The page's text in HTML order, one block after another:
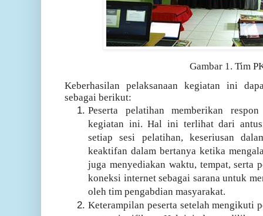
Gambar 1. Tim
Keberhasilan pelaksanaan kegiatan ini
sebagai berikut:
Peserta pelatihan memberikan
kegiatan ini. Hal ini terlihat dari
setiap sesi pelatihan, keseriusan
keaktifan dalam bertanya ketika
juga menyediakan waktu, tempat, serta
koneksi internet sebagai sarana untuk
oleh tim pengabdian masyarakat.
Keterampilan peserta setelah mengikuti